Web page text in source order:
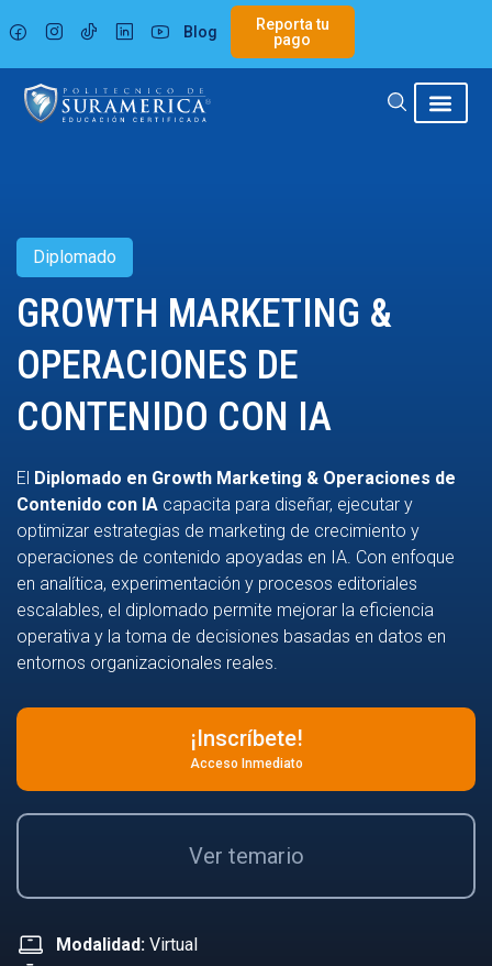
al
contenido
Blog
Reporta tu
pago
Diplomado
GROWTH MARKETING &
OPERACIONES DE
CONTENIDO CON IA
El Diplomado en Growth Marketing & Operaciones de
Contenido con IA capacita para diseñar, ejecutar y
optimizar estrategias de marketing de crecimiento y
operaciones de contenido apoyadas en IA. Con enfoque
en analítica, experimentación y procesos editoriales
escalables, el diplomado permite mejorar la eficiencia
operativa y la toma de decisiones basadas en datos en
entornos organizacionales reales.
¡Inscríbete!
Acceso Inmediato
Ver temario
Modalidad: Virtual